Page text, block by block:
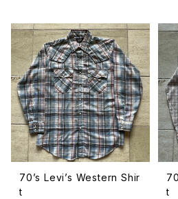
70’s Levi’s Western Shir
t
t